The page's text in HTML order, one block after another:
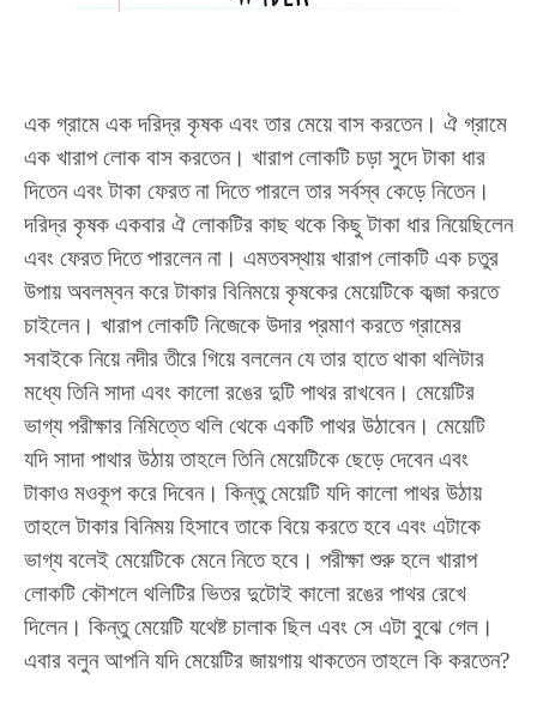
এক গ্রামে এক দরিদ্র কৃষক এবং তার মেয়ে বাস করতেন। ঐ গ্রামে
এক খারাপ লোক বাস করতেন। খারাপ লোকটি চড়া সুদে টাকা ধার
দিতেন এবং টাকা ফেরত না দিতে পারলে তার সর্বস্ব কেড়ে নিতেন।
দরিদ্র কৃষক একবার ঐ লোকটির কাছ থকে কিছু টাকা ধার নিয়েছিলেন
এবং ফেরত দিতে পারলেন না । এমতবস্থায় খারাপ লোকটি এক চতুর
উপায় অবলম্বন করে টাকার বিনিময়ে কৃষকের মেয়েটিকে কব্জা করতে
চাইলেন। খারাপ লোকটি নিজেকে উদার প্রমাণ করতে গ্রামের
সবাইকে নিয়ে নদীর তীরে গিয়ে বললেন যে তার হাতে থাকা থলিটার
মধ্যে তিনি সাদা এবং কালো রঙের দুটি পাথর রাখবেন। মেয়েটির
ভাগ্য পরীক্ষার নিমিত্তে থলি থেকে একটি পাথর উঠাবেন। মেয়েটি
যদি সাদা পাথার উঠায় তাহলে তিনি মেয়েটিকে ছেড়ে দেবেন এবং
টাকাও মওকূপ করে দিবেন। কিন্তু মেয়েটি যদি কালো পাথর উঠায়
তাহলে টাকার বিনিময় হিসাবে তাকে বিয়ে করতে হবে এবং এটাকে
ভাগ্য বলেই মেয়েটিকে মেনে নিতে হবে । পরীক্ষা শুরু হলে খারাপ
লোকটি কৌশলে থলিটির ভিতর দুটোই কালো রঙের পাথর রেখে
দিলেন। কিন্তু মেয়েটি যথেষ্ট চালাক ছিল এবং সে এটা বুঝে গেল ।
এবার বলুন আপনি যদি মেয়েটির জায়গায় থাকতেন তাহলে কি করতেন?